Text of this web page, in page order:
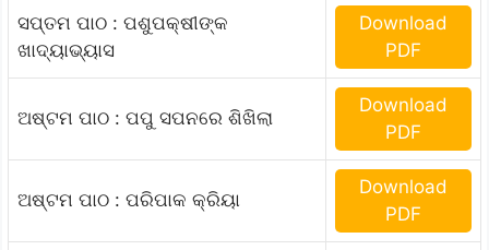
ସପ୍ତମ ପାଠ : ପଶୁପକ୍ଷୀଙ୍କ
ଖାଦ୍ୟାଭ୍ୟାସ
Download
PDF
ଅଷ୍ଟମ ପାଠ : ପପୁ ସପନରେ ଶିଖିଲା
Download
PDF
ଅଷ୍ଟମ ପାଠ : ପରିପାକ କ୍ରିୟା
Download
PDF